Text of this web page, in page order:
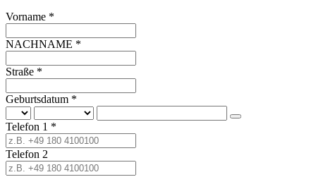
Vorname *
NACHNAME *
Straße *
Geburtsdatum *
Telefon 1 *
Telefon 2